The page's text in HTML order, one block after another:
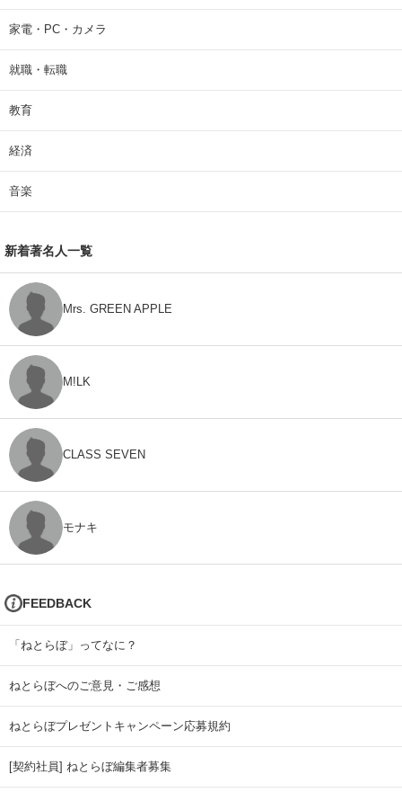
家電・PC・カメラ
就職・転職
教育
経済
音楽
新着著名人一覧
Mrs. GREEN APPLE
M!LK
CLASS SEVEN
モナキ
FEEDBACK
「ねとらぼ」ってなに？
ねとらぼへのご意見・ご感想
ねとらぼプレゼントキャンペーン応募規約
[契約社員] ねとらぼ編集者募集